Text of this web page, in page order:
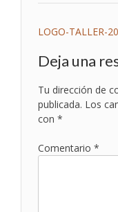
de
entradas
LOGO-TALLER-
Deja una
Tu dirección de
publicada. Los
con *
Comentario *